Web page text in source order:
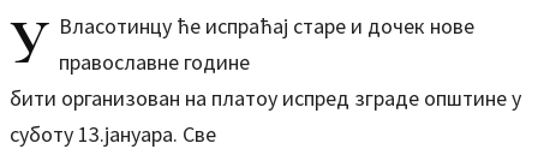
У Власотинцу ће испраћај старе и дочек нове
православне године
бити организован на платоу испред зграде општине у
суботу 13.јануара. Све